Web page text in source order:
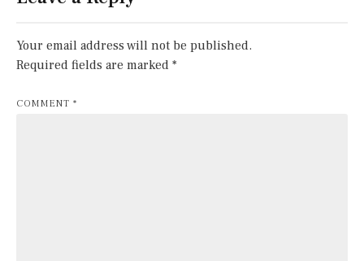
Your email address will not be published.
Required fields are marked *
COMMENT *